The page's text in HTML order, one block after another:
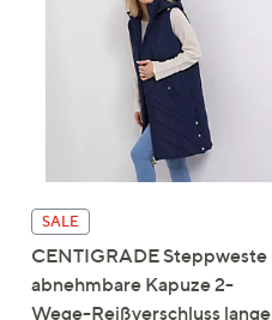
SALE
CENTIGRADE Steppweste
abnehmbare Kapuze 2-
Wege-Reißverschluss lange